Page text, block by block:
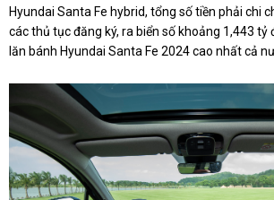
Hyundai Santa Fe hybrid, tổng số tiền phải chi
các thủ tục đăng ký, ra biển số khoảng 1,443 tỷ
lăn bánh Hyundai Santa Fe 2024 cao nhất cả